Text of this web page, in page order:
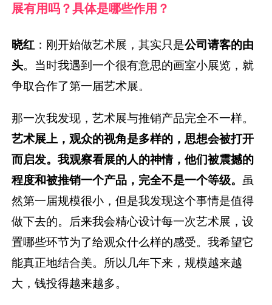
展有用吗？具体是哪些作用？
晓红 ：刚开始做艺术展，其实只是公司请客的由
头。当时我遇到一个很有意思的画室小展览，就
争取合作了第一届艺术展。
那一次我发现，艺术展与推销产品完全不一样。
艺术展上，观众的视角是多样的，思想会被打开
而启发。我观察看展的人的神情，他们被震撼的
程度和被推销一个产品，完全不是一个等级。虽
然第一届规模很小，但是我发现这个事情是值得
做下去的。后来我会精心设计每一次艺术展，设
置哪些环节为了给观众什么样的感受。我希望它
能真正地结合美。所以几年下来，规模越来越
大，钱投得越来越多。